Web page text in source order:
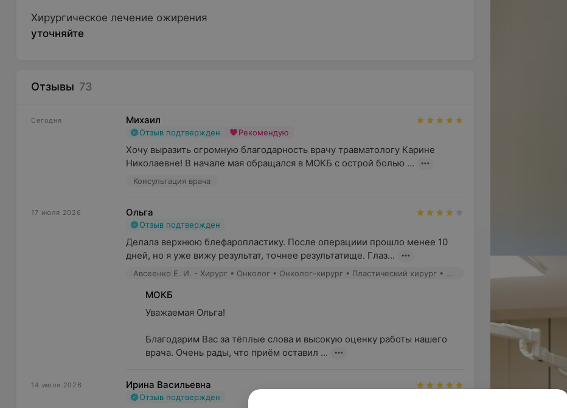
Хирургическое лечение ожирения
уточняйте
Отзывы 73
Сегодня Михаил
Отзыв подтвержден Рекомендую
Хочу выразить огромную благодарность врачу травматологу Карине
Николаевне! В начале мая обращался в МОКБ с острой болью ...
Консультация врача
17 июля 2026 Ольга
Отзыв подтвержден
Делала верхнюю блефаропластику. После операциии прошло менее 10
дней, но я уже вижу результат, точнее результатище. Глаз...
Авсеенко Е. И. - Хирург • Онколог • Онколог-хирург • Пластический хирург • Микрохирург
МОКБ
Уважаемая Ольга!
Благодарим Вас за тёплые слова и высокую оценку работы нашего
врача. Очень рады, что приём оставил ...
14 июля 2026 Ирина Васильевна
Отзыв подтвержден